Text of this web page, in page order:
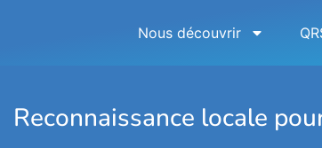
Nous découvrir
Reconnaissance locale